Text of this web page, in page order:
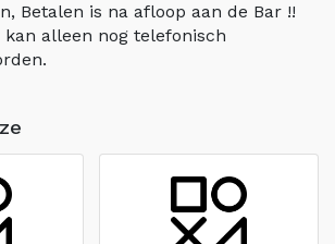
Betalen is na afloop aan de Bar !!
alleen nog telefonisch